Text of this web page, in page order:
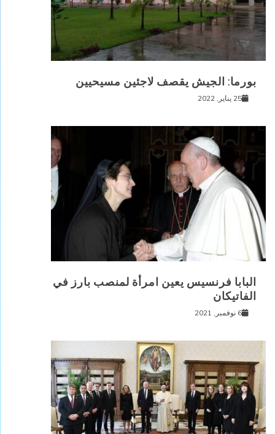
بورما: الجيش يقصف لاجئين مسيحيين
25 يناير, 2022
البابا فرنسيس يعين امرأة لمنصب بارز في
الفاتيكان
6 نوفمبر, 2021